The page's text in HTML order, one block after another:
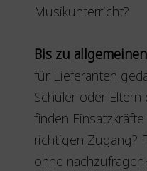
Musikunterricht?
Bis zu
für Lieferanten
Schüler oder
finden
richtigen Zugang?
ohne